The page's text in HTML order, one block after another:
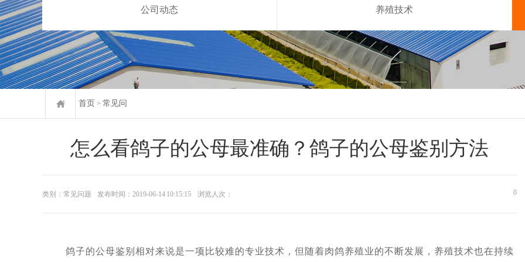
公司动态 养殖技术
首页 > 常见问
怎么看鸽子的公母最准确？鸽子的公母鉴别方法
类别：常见问题 发布时间：2019-06-14 10:15:15 浏览人次： 0
鸽子的公母鉴别相对来说是一项比较难的专业技术，但随着肉鸽养殖业的不断发展，养殖技术也在持续